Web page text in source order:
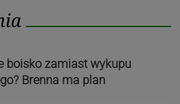
boisko zamiast wykupu
Brenna ma plan